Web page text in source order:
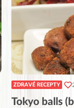
ZDRAVÉ RECEPTY
Tokyo balls